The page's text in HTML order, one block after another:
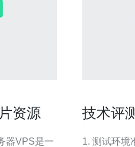
资源
技术评
1. 测试环境